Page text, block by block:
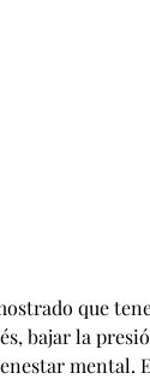
que
bajar la
mental.